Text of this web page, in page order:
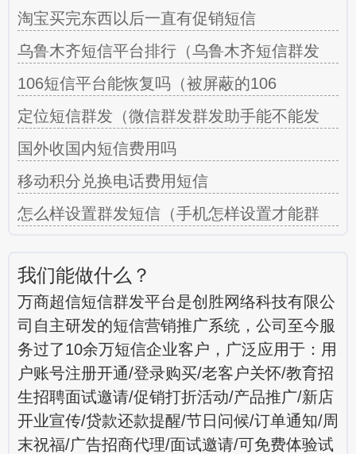
淘宝买完东西以后一直有促销短信
乌鲁木齐短信平台排行（乌鲁木齐短信群发
106短信平台能恢复吗（被屏蔽的106
定位短信群发（微信群发群发助手能不能发
国外收国内短信费用吗
移动积分兑换电话费用短信
怎么样设置群发短信（手机怎样设置才能群
我们能做什么？
万商超信短信群发平台是创胜网络科技有限公
司自主研发的短信营销推广系统，公司至今服
务过了10余万短信企业客户，广泛应用于：用
户账号注册开通/登录购买/老客户关怀/教育招
生招聘面试邀请/促销打折活动/产品推广/新店
开业宣传/贷款还款提醒/节日问候/订单通知/周
末祝福/广告招商代理/面试邀请/可免费体验试